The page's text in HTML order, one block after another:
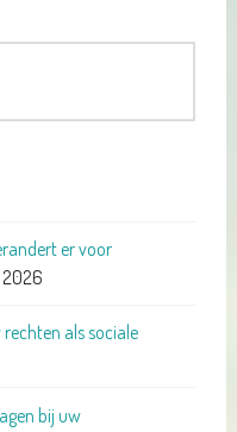
er voor
2026
als sociale
bij uw